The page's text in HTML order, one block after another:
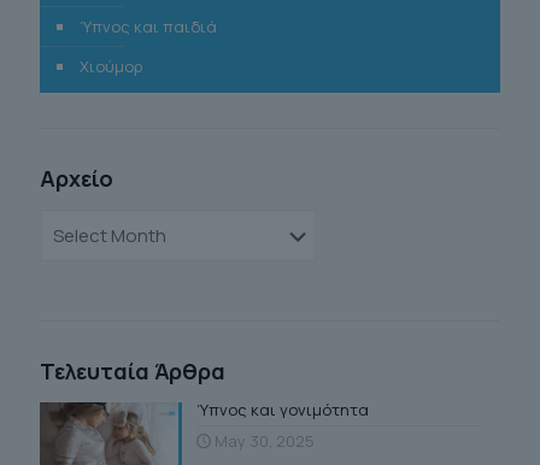
Ύπνος και παιδιά
Χιούμορ
Αρχείο
Τελευταία Άρθρα
Ύπνος και γονιμότητα
May 30, 2025